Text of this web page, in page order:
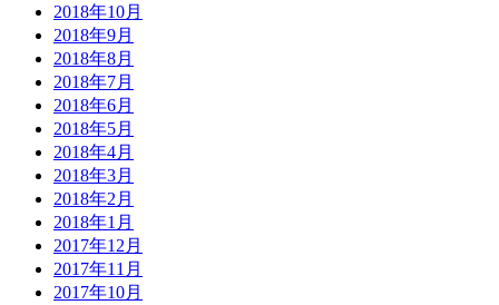
2018年10月
2018年9月
2018年8月
2018年7月
2018年6月
2018年5月
2018年4月
2018年3月
2018年2月
2018年1月
2017年12月
2017年11月
2017年10月